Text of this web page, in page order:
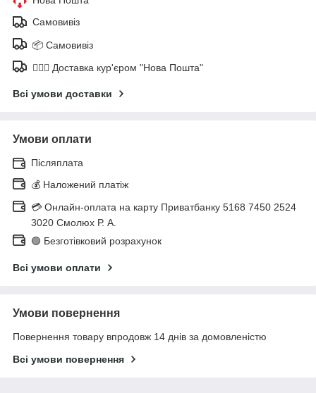
Самовивіз
📦 Самовивіз
🚶🏼‍♂️ Доставка кур'єром "Нова Пошта"
Всі умови доставки
Умови оплати
Післяплата
💰 Наложений платіж
💳 Онлайн-оплата на карту Приватбанку 5168 7450 2524
3020 Смолюх Р. А.
🟢 Безготівковий розрахунок
Всі умови оплати
Умови повернення
Повернення товару впродовж 14 днів за домовленістю
Всі умови повернення